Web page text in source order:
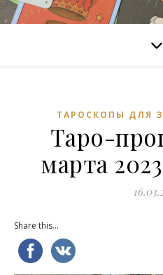
ТАРОСКОПЫ ДЛЯ
Таро-
марта
Share this...